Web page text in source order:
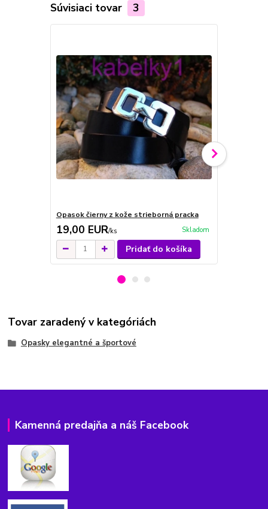
Súvisiaci tovar 3
Opasok čierny z kože strieborná pracka
19,00 EUR/ks Skladom
Pridať do košíka
Tovar zaradený v kategóriách
Opasky elegantné a športové
Kamenná predajňa a náš Facebook